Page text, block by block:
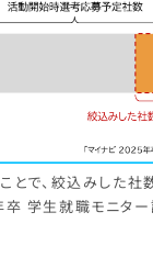
とで、絞込みした社
卒 学生就職モニタ